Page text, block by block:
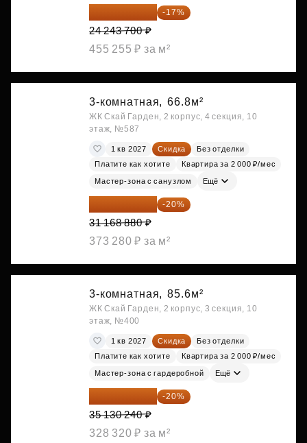
20 122 271 ₽ -17%
24 243 700 ₽
455 255 ₽ за м²
3-комнатная, 66.8м²
ЖК Скай Гарден, 2 корпус, 4 секция, 10
этаж, №587
1 кв 2027 Скидка
Без отделки
Платите как хотите
Квартира за 2 000 ₽/мес
Мастер-зона с санузлом Ещё
24 935 104 ₽ -20%
31 168 880 ₽
373 280 ₽ за м²
3-комнатная, 85.6м²
ЖК Скай Гарден, 2 корпус, 3 секция, 10
этаж, №400
1 кв 2027 Скидка
Без отделки
Платите как хотите
Квартира за 2 000 ₽/мес
Мастер-зона с гардеробной Ещё
28 104 192 ₽ -20%
35 130 240 ₽
328 320 ₽ за м²